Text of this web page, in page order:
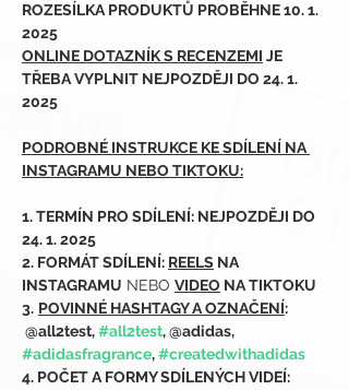
ROZESÍLKA PRODUKTŮ PROBĚHNE 10. 1.
2025
ONLINE DOTAZNÍK S RECENZEMI JE
TŘEBA VYPLNIT NEJPOZDĚJI DO 24. 1.
2025
PODROBNÉ INSTRUKCE KE SDÍLENÍ NA
INSTAGRAMU NEBO TIKTOKU:
1. TERMÍN PRO SDÍLENÍ: NEJPOZDĚJI DO
24. 1. 2025
2. FORMÁT SDÍLENÍ: REELS NA
INSTAGRAMU NEBO VIDEO NA TIKTOKU
3. POVINNÉ HASHTAGY A OZNAČENÍ:
@all2test, #all2test, @adidas,
#adidasfragrance, #createdwithadidas
4. POČET A FORMY SDÍLENÝCH VIDEÍ: